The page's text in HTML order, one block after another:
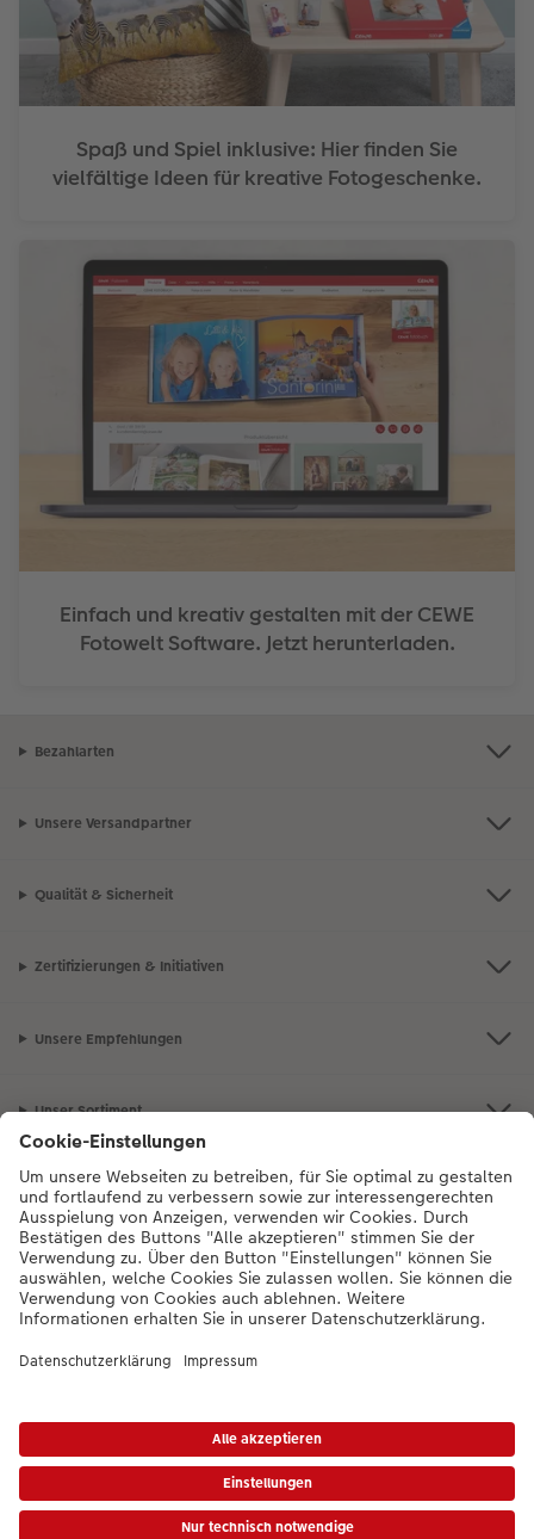
Spaß und Spiel inklusive: Hier finden Sie
vielfältige Ideen für kreative Fotogeschenke.
Einfach und kreativ gestalten mit der CEWE
Fotowelt Software. Jetzt herunterladen.
Bezahlarten
Unsere Versandpartner
Qualität & Sicherheit
Zertifizierungen & Initiativen
Unsere Empfehlungen
Unser Sortiment
Service
Mehr zum CEWE Fotoservice
Bei Fragen zu Produkten oder der Bestellung können Sie uns gern anrufen:
0043-1-4360043Mo. bis Sa.: 8:00 – 20:00 Uhr und So.: 10:00 – 18:00
Uhr
* Die UVP gelten inkl. MwSt. zzgl. Versandkosten (ggf. auch bei Filialabholung) gem.